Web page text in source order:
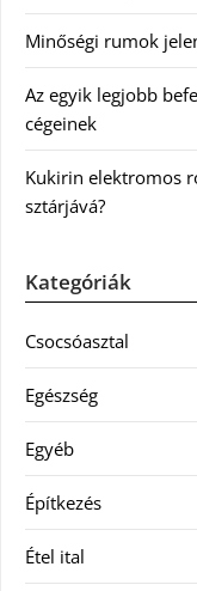
Minőségi rumok
Az egyik legjobb
cégeinek
Kukirin elektromos
sztárjává?
Kategóriák
Csocsóasztal
Egészség
Egyéb
Építkezés
Étel ital